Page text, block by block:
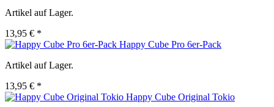
Artikel auf Lager.
13,95 € *
Happy Cube Pro 6er-Pack
Artikel auf Lager.
13,95 € *
Happy Cube Original Tokio